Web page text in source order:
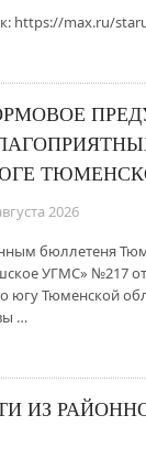
https://max.ru/
2026
бюллетеня
УГМС» №217 от
югу Тюменской
…
ИЗ